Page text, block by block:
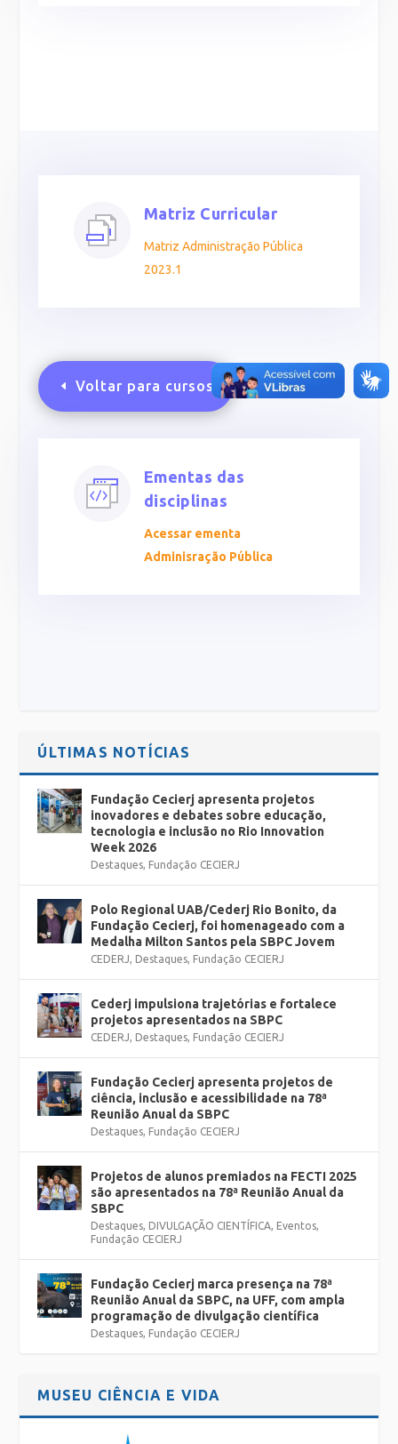
Matriz Curricular
Matriz Administração Pública
2023.1
Voltar para cursos
Ementas das
disciplinas
Acessar ementa
Adminisração Pública
ÚLTIMAS NOTÍCIAS
Fundação Cecierj apresenta projetos
inovadores e debates sobre educação,
tecnologia e inclusão no Rio Innovation
Week 2026
Destaques, Fundação CECIERJ
Polo Regional UAB/Cederj Rio Bonito, da
Fundação Cecierj, foi homenageado com a
Medalha Milton Santos pela SBPC Jovem
CEDERJ, Destaques, Fundação CECIERJ
Cederj impulsiona trajetórias e fortalece
projetos apresentados na SBPC
CEDERJ, Destaques, Fundação CECIERJ
Fundação Cecierj apresenta projetos de
ciência, inclusão e acessibilidade na 78ª
Reunião Anual da SBPC
Destaques, Fundação CECIERJ
Projetos de alunos premiados na FECTI 2025
são apresentados na 78ª Reunião Anual da
SBPC
Destaques, DIVULGAÇÃO CIENTÍFICA, Eventos,
Fundação CECIERJ
Fundação Cecierj marca presença na 78ª
Reunião Anual da SBPC, na UFF, com ampla
programação de divulgação científica
Destaques, Fundação CECIERJ
MUSEU CIÊNCIA E VIDA